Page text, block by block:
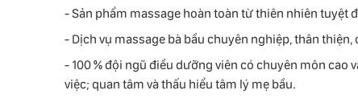
- Sản phẩm massage hoàn toàn từ thiên nhiên tuyệt
- Dịch vụ massage bà bầu chuyên nghiệp, thân thiện,
- 100 % đội ngũ điều dưỡng viên có chuyên môn
việc; quan tâm và thấu hiểu tâm lý mẹ bầu.